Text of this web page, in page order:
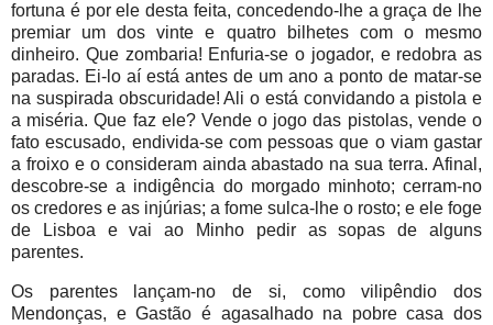
fortuna é por ele desta feita, concedendo-lhe a graça de lhe
premiar um dos vinte e quatro bilhetes com o mesmo
dinheiro. Que zombaria! Enfuria-se o jogador, e redobra as
paradas. Ei-lo aí está antes de um ano a ponto de matar-se
na suspirada obscuridade! Ali o está convidando a pistola e
a miséria. Que faz ele? Vende o jogo das pistolas, vende o
fato escusado, endivida-se com pessoas que o viam gastar
a froixo e o consideram ainda abastado na sua terra. Afinal,
descobre-se a indigência do morgado minhoto; cerram-no
os credores e as injúrias; a fome sulca-lhe o rosto; e ele foge
de Lisboa e vai ao Minho pedir as sopas de alguns
parentes.
Os parentes lançam-no de si, como vilipêndio dos
Mendonças, e Gastão é agasalhado na pobre casa dos